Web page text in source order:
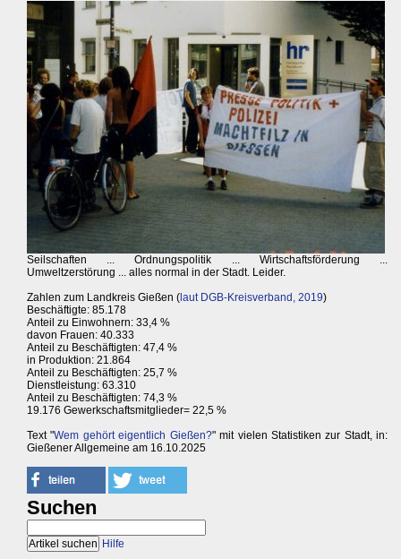
Seilschaften ... Ordnungspolitik ... Wirtschaftsförderung ...
Umweltzerstörung ... alles normal in der Stadt. Leider.
Zahlen zum Landkreis Gießen (laut DGB-Kreisverband, 2019)
Beschäftigte: 85.178
Anteil zu Einwohnern: 33,4 %
davon Frauen: 40.333
Anteil zu Beschäftigten: 47,4 %
in Produktion: 21.864
Anteil zu Beschäftigten: 25,7 %
Dienstleistung: 63.310
Anteil zu Beschäftigten: 74,3 %
19.176 Gewerkschaftsmitglieder= 22,5 %
Text "Wem gehört eigentlich Gießen?" mit vielen Statistiken zur Stadt, in:
Gießener Allgemeine am 16.10.2025
Suchen
Hilfe